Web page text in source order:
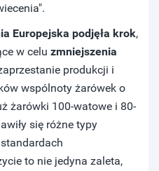
Europejska podjęła krok,
w celu zmniejszenia
produkcji i
wspólnoty żarówek o
żarówki 100-watowe i 80-
się różne typy
to nie jedyna zaleta,